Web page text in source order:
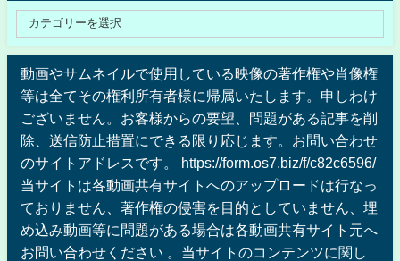
動画やサムネイルで使用している映像の著作権や肖像権
等は全てその権利所有者様に帰属いたします。申しわけ
ございません。お客様からの要望、問題がある記事を削
除、送信防止措置にできる限り応じます。お問い合わせ
のサイトアドレスです。 https://form.os7.biz/f/c82c6596/
当サイトは各動画共有サイトへのアップロードは行なっ
ておりません、著作権の侵害を目的としていません、埋
め込み動画等に問題がある場合は各動画共有サイト元へ
お問い合わせください 。当サイトのコンテンツに関し